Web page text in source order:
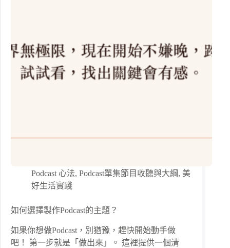
Podcast 心法, Podcast單集節目收聽與大綱, 美
好生活實踐
如何選擇製作Podcast的主題？
如果你想做Podcast，別猶豫，趕快開始動手做
吧！ 第一步就是「做出來」。 這裡提供一個清